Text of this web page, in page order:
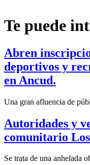
Te puede
Abren
deportivos y
en Ancud.
Una gran afluencia de
Autoridades y
comunitario
Se trata de una anhelada